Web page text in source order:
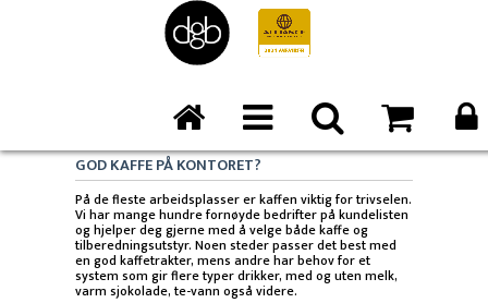
GOD KAFFE PÅ KONTORET?
På de fleste arbeidsplasser er kaffen viktig for trivselen.
Vi har mange hundre fornøyde bedrifter på kundelisten
og hjelper deg gjerne med å velge både kaffe og
tilberedningsutstyr. Noen steder passer det best med
en god kaffetrakter, mens andre har behov for et
system som gir flere typer drikker, med og uten melk,
varm sjokolade, te-vann også videre.